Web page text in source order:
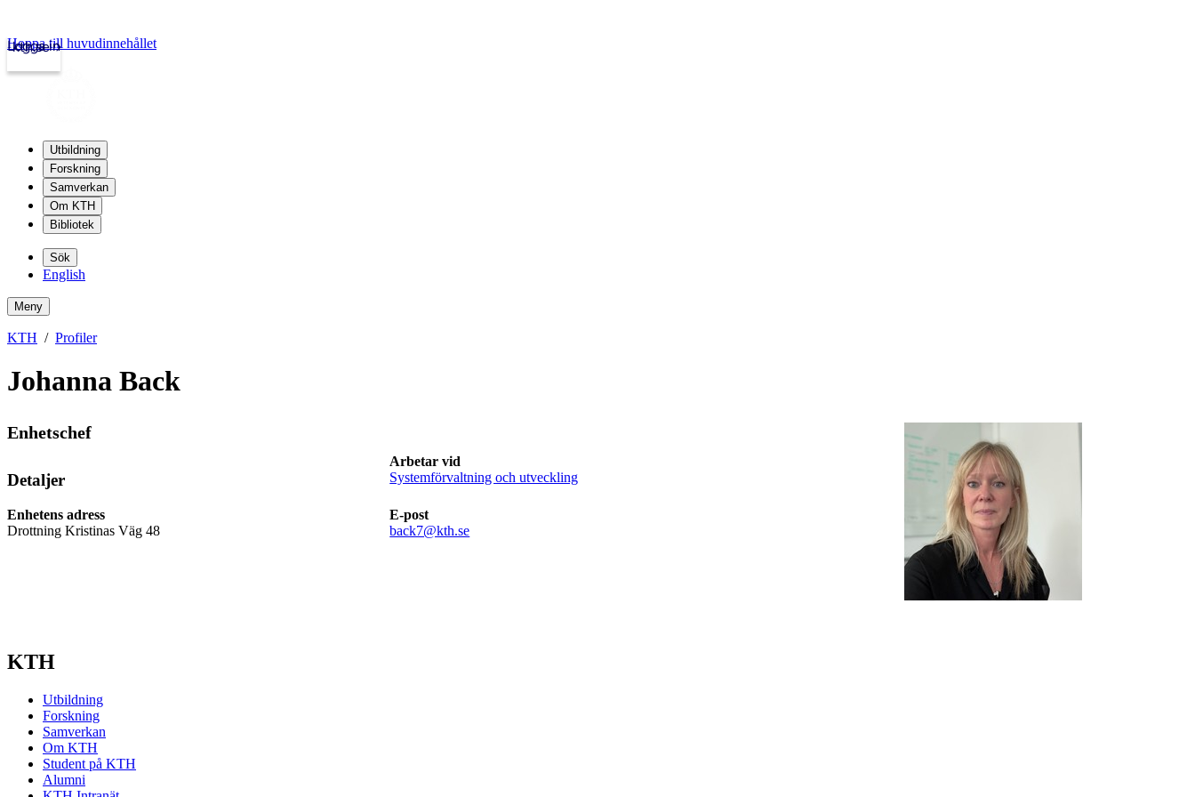
kth.se
Logga in
Hoppa till huvudinnehållet
Utbildning
Forskning
Samverkan
Om KTH
Bibliotek
Sök
English
Meny
KTH Profiler
Johanna Back
Enhetschef
Detaljer
Arbetar vid
Systemförvaltning och utveckling
Enhetens adress
Drottning Kristinas Väg 48
E-post
back7@kth.se
KTH
Utbildning
Forskning
Samverkan
Om KTH
Student på KTH
Alumni